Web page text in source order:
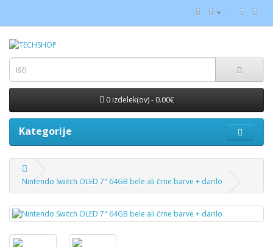
0 izdelek(ov) - 0.00€
Kategorije
Nintendo Switch OLED 7" 64GB bele ali črne barve + darilo